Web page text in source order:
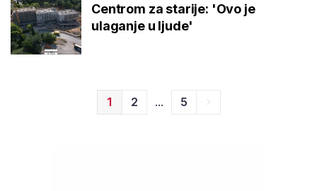
Centrom za starije: 'Ovo je
ulaganje u ljude'
1 2 ... 5